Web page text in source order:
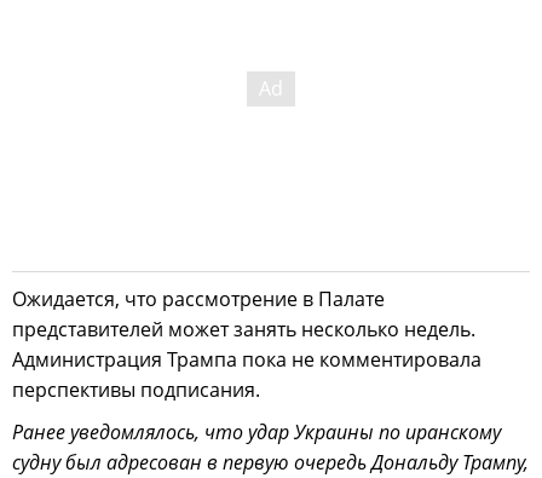
Ожидается, что рассмотрение в Палате
представителей может занять несколько недель.
Администрация Трампа пока не комментировала
перспективы подписания.
Ранее уведомлялось, что удар Украины по иранскому
судну был адресован в первую очередь Дональду Трампу,